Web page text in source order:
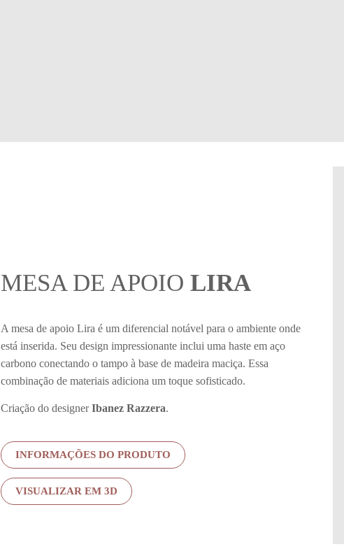
MESA DE APOIO LIRA
A mesa de apoio Lira é um diferencial notável para o ambiente onde
está inserida. Seu design impressionante inclui uma haste em aço
carbono conectando o tampo à base de madeira maciça. Essa
combinação de materiais adiciona um toque sofisticado.
Criação do designerIbanez Razzera.
INFORMAÇÕES DO PRODUTO
VISUALIZAR EM 3D